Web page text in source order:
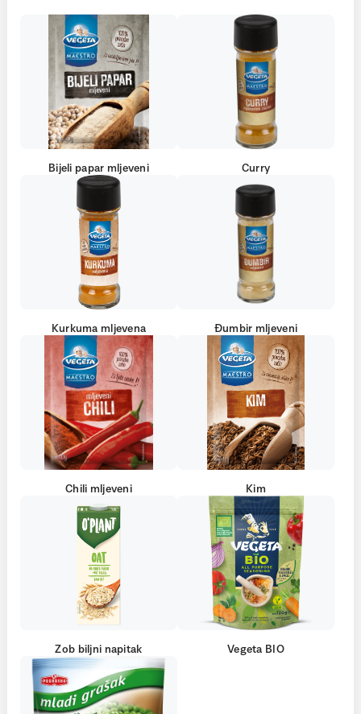
Bijeli papar mljeveni Curry
Kurkuma mljevena Đumbir mljeveni
Chili mljeveni Kim
Zob biljni napitak Vegeta BIO